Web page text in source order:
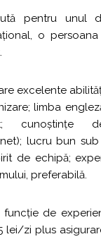
pentru unul
o
excelente
limba
cunoștințe
lucru bun sub
de echipă;
preferabilă.
funcție de
lei/zi plus